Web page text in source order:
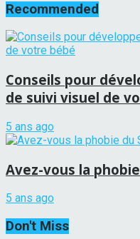
Recommended
Conseils pour
de suivi visuel de
5 ans ago
Avez-vous la
5 ans ago
Don't Miss